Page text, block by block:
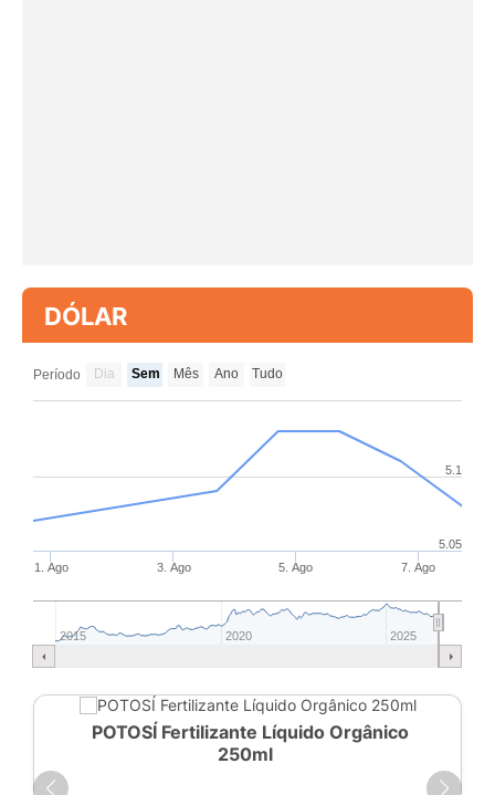
DÓLAR
Período Dia Sem Mês Ano Tudo
1. Ago 3. Ago 5. Ago 7. Ago
2015 2020 2025
5.05
5.1
POTOSÍ Fertilizante Líquido Orgânico
250ml